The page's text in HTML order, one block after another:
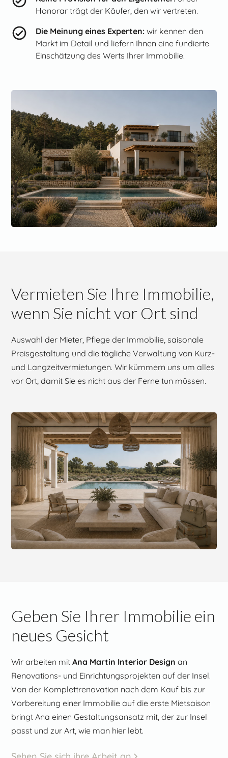
Honorar trägt der Käufer, den wir vertreten.
Die Meinung eines Experten:wir kennen den
Markt im Detail und liefern Ihnen eine fundierte
Einschätzung des Werts Ihrer Immobilie.
Vermieten Sie Ihre Immobilie,
wenn Sie nicht vor Ort sind
Auswahl der Mieter, Pflege der Immobilie, saisonale
Preisgestaltung und die tägliche Verwaltung von Kurz-
und Langzeitvermietungen. Wir kümmern uns um alles
vor Ort, damit Sie es nicht aus der Ferne tun müssen.
Geben Sie Ihrer Immobilie ein
neues Gesicht
Wir arbeiten mitAna Martin Interior Design an
Renovations- und Einrichtungsprojekten auf der Insel.
Von der Komplettrenovation nach dem Kauf bis zur
Vorbereitung einer Immobilie auf die erste Mietsaison
bringt Ana einen Gestaltungsansatz mit, der zur Insel
passt und zur Art, wie man hier lebt.